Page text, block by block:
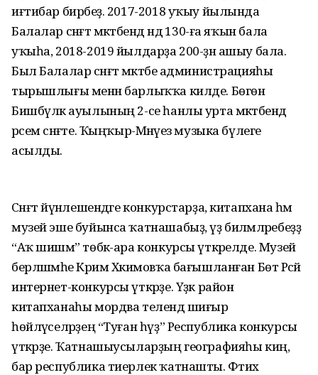
иғтибар бирәбеҙ. 2017-2018 уҡыу йылында
Балалар сәнғәт мәктәбендә ндә 130-ға яҡын бала
уҡыһа, 2018-2019 йылдарҙа 200-ҙән ашыу бала.
Был Балалар сәнғәт мәктәбе администрацияһы
тырышлығы менән барлыҡҡа килде. Бөгөн
Бишбүләк ауылының 2-се һанлы урта мәктәбендә
рәсем сәнғәте. Ҡыңҡыр-Мәнәүез музыка бүлеге
асылды.
Сәнғәт йүнәлешендәге конкурстарҙа, китапхана һәм
музей эше буйынса ҡатнашабыҙ, үҙ биләмәләребеҙҙә
“Аҡ шишмә” төбәк-ара конкурсы үткәрелде. Музей
берләшмәһе Кәрим Хәкимовҡа бағышланған Бөтә Рәсәй
интернет-конкурсы үткәрҙе. Үҙәк район
китапханаһы мордва телендә шиғыр
һөйләүселәрҙең “Туған һүҙ” Республика конкурсы
үткәрҙе. Ҡатнашыусыларҙың географияһы киң,
бар республика тиерлек ҡатнашты. Фәтих